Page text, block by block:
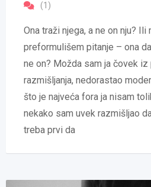
(1)
Ona traži njega, a ne on nju? Ili
preformulišem pitanje – ona
ne on? Možda sam ja čovek
razmišljanja, nedorastao
što je najveća fora ja nisam
nekako sam uvek razmišljao
treba prvi da